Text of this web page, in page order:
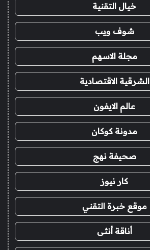
خيال التقنية
شوف ويب
مجلة الاسهم
الشرقية الاقتصادية
عالم الايفون
مدونة كوكان
صحيفة نهج
كار نيوز
موقع خبرة التقني
أناقة أنثى